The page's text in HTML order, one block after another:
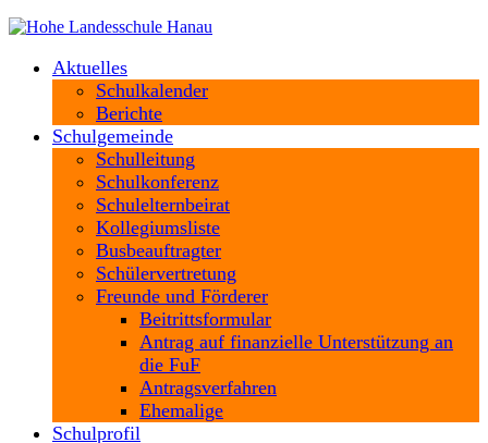
Aktuelles
Schulkalender
Berichte
Schulgemeinde
Schulleitung
Schulkonferenz
Schulelternbeirat
Kollegiumsliste
Busbeauftragter
Schülervertretung
Freunde und Förderer
Beitrittsformular
Antrag auf finanzielle Unterstützung an
die FuF
Antragsverfahren
Ehemalige
Schulprofil